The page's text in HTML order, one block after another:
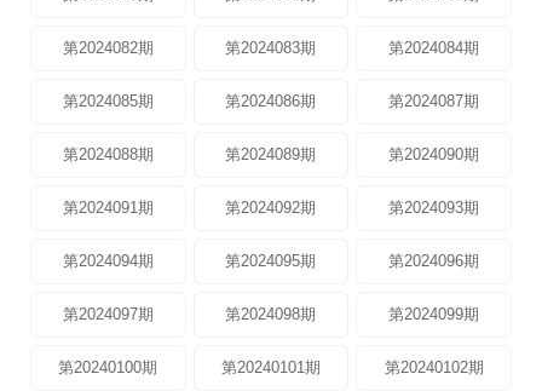
第2024082期 第2024083期 第2024084期
第2024085期 第2024086期 第2024087期
第2024088期 第2024089期 第2024090期
第2024091期 第2024092期 第2024093期
第2024094期 第2024095期 第2024096期
第2024097期 第2024098期 第2024099期
第20240100期 第20240101期 第20240102期